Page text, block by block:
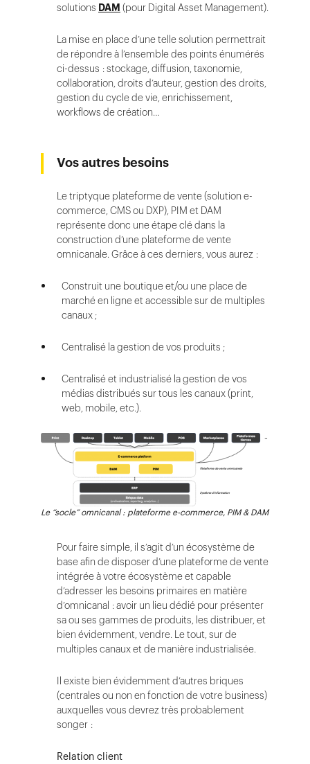
solutions DAM (pour Digital Asset Management).
La mise en place d’une telle solution permettrait
de répondre à l’ensemble des points énumérés
ci-dessus : stockage, diffusion, taxonomie,
collaboration, droits d’auteur, gestion des droits,
gestion du cycle de vie, enrichissement,
workflows de création…
Vos autres besoins
Le triptyque plateforme de vente (solution e-
commerce, CMS ou DXP), PIM et DAM
représente donc une étape clé dans la
construction d’une plateforme de vente
omnicanale. Grâce à ces derniers, vous aurez :
Construit une boutique et/ou une place de
marché en ligne et accessible sur de multiples
canaux ;
Centralisé la gestion de vos produits ;
Centralisé et industrialisé la gestion de vos
médias distribués sur tous les canaux (print,
web, mobile, etc.).
Le “socle” omnicanal : plateforme e-commerce, PIM & DAM
Pour faire simple, il s’agit d’un écosystème de
base afin de disposer d’une plateforme de vente
intégrée à votre écosystème et capable
d’adresser les besoins primaires en matière
d’omnicanal : avoir un lieu dédié pour présenter
sa ou ses gammes de produits, les distribuer, et
bien évidemment, vendre. Le tout, sur de
multiples canaux et de manière industrialisée.
Il existe bien évidemment d’autres briques
(centrales ou non en fonction de votre business)
auxquelles vous devrez très probablement
songer :
Relation client